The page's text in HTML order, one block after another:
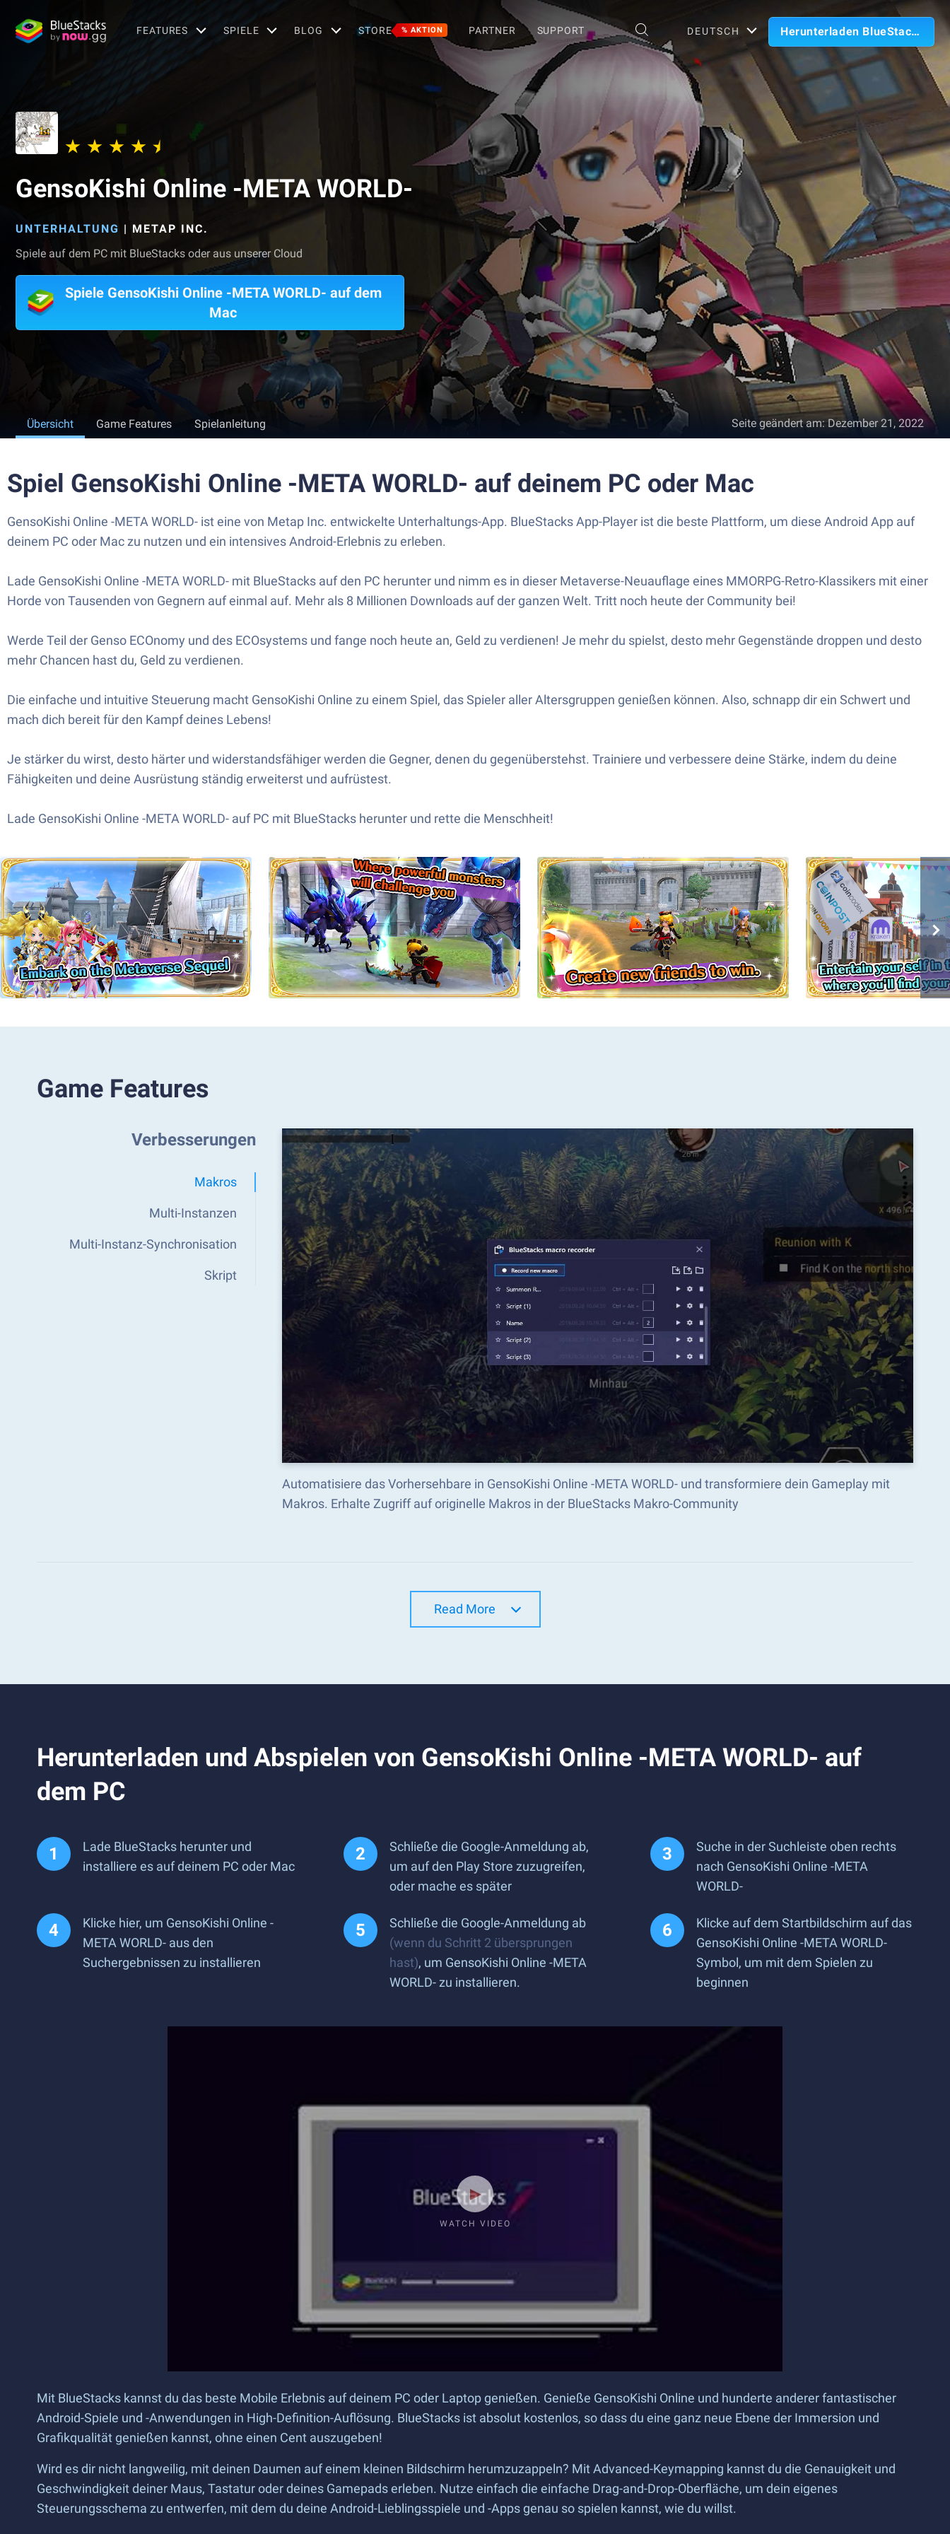
FEATURES SPIELE BLOG STORE % AKTION PARTNER SUPPORT DEUTSCH Herunterladen BlueStacks
GensoKishi Online -META WORLD-
UNTERHALTUNG | METAP INC.
Spiele auf dem PC mit BlueStacks oder aus unserer Cloud
Spiele GensoKishi Online -META WORLD- auf dem
Mac
Übersicht Game Features Spielanleitung Seite geändert am:Dezember 21, 2022
Spiel GensoKishi Online -META WORLD- auf deinem PC oder Mac
GensoKishi Online -META WORLD- ist eine von Metap Inc. entwickelte Unterhaltungs-App. BlueStacks App-Player ist die beste Plattform, um diese Android App auf
deinem PC oder Mac zu nutzen und ein intensives Android-Erlebnis zu erleben.
Lade GensoKishi Online -META WORLD- mit BlueStacks auf den PC herunter und nimm es in dieser Metaverse-Neuauflage eines MMORPG-Retro-Klassikers mit einer
Horde von Tausenden von Gegnern auf einmal auf. Mehr als 8 Millionen Downloads auf der ganzen Welt. Tritt noch heute der Community bei!
Werde Teil der Genso ECOnomy und des ECOsystems und fange noch heute an, Geld zu verdienen! Je mehr du spielst, desto mehr Gegenstände droppen und desto
mehr Chancen hast du, Geld zu verdienen.
Die einfache und intuitive Steuerung macht GensoKishi Online zu einem Spiel, das Spieler aller Altersgruppen genießen können. Also, schnapp dir ein Schwert und
mach dich bereit für den Kampf deines Lebens!
Je stärker du wirst, desto härter und widerstandsfähiger werden die Gegner, denen du gegenüberstehst. Trainiere und verbessere deine Stärke, indem du deine
Fähigkeiten und deine Ausrüstung ständig erweiterst und aufrüstest.
Lade GensoKishi Online -META WORLD- auf PC mit BlueStacks herunter und rette die Menschheit!
Game Features
Verbesserungen
Makros
Multi-Instanzen
Multi-Instanz-Synchronisation
Skript
Automatisiere das Vorhersehbare in GensoKishi Online -META WORLD- und transformiere dein Gameplay mit
Makros. Erhalte Zugriff auf originelle Makros in der BlueStacks Makro-Community
Read More
Herunterladen und Abspielen von GensoKishi Online -META WORLD- auf
dem PC
Lade BlueStacks herunter und
installiere es auf deinem PC oder Mac
Schließe die Google-Anmeldung ab,
um auf den Play Store zuzugreifen,
oder mache es später
Suche in der Suchleiste oben rechts
nach GensoKishi Online -META
WORLD-
Klicke hier, um GensoKishi Online -
META WORLD- aus den
Suchergebnissen zu installieren
Schließe die Google-Anmeldung ab
(wenn du Schritt 2 übersprungen
hast), um GensoKishi Online -META
WORLD- zu installieren.
Klicke auf dem Startbildschirm auf das
GensoKishi Online -META WORLD-
Symbol, um mit dem Spielen zu
beginnen
WATCH VIDEO
Mit BlueStacks kannst du das beste Mobile Erlebnis auf deinem PC oder Laptop genießen. Genieße GensoKishi Online und hunderte anderer fantastischer
Android-Spiele und -Anwendungen in High-Definition-Auflösung. BlueStacks ist absolut kostenlos, so dass du eine ganz neue Ebene der Immersion und
Grafikqualität genießen kannst, ohne einen Cent auszugeben!
Wird es dir nicht langweilig, mit deinen Daumen auf einem kleinen Bildschirm herumzuzappeln? Mit Advanced-Keymapping kannst du die Genauigkeit und
Geschwindigkeit deiner Maus, Tastatur oder deines Gamepads erleben. Nutze einfach die einfache Drag-and-Drop-Oberfläche, um dein eigenes
Steuerungsschema zu entwerfen, mit dem du deine Android-Lieblingsspiele und -Apps genau so spielen kannst, wie du willst.